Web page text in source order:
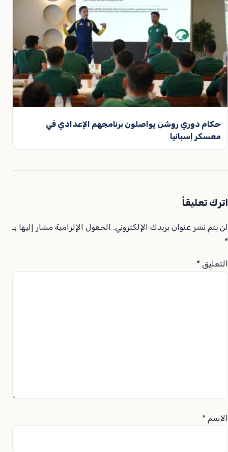
حكام دوري روشن يواصلون برنامجهم الإعدادي في
معسكر إسبانيا
اترك تعليقاً
لن يتم نشر عنوان بريدك الإلكتروني.
الحقول الإلزامية مشار إليها بـ
*
التعليق *
الاسم *